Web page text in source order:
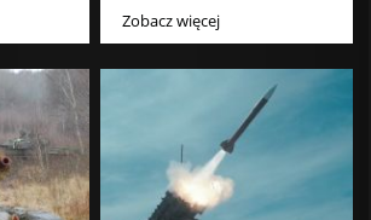
Zobacz więcej